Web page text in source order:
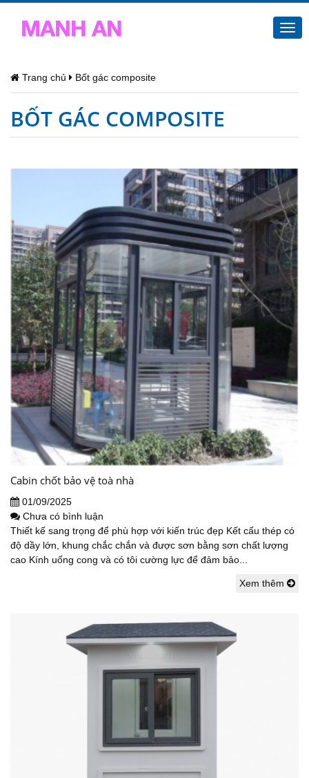
Trang chủ Bốt gác composite
BỐT GÁC COMPOSITE
Cabin chốt bảo vệ toà nhà
01/09/2025
Chưa có bình luận
Thiết kế sang trọng để phù hợp với kiến trúc đẹp Kết cấu thép có
độ dầy lớn, khung chắc chắn và được sơn bằng sơn chất lượng
cao Kính uống cong và có tôi cường lực để đảm bảo...
Xem thêm